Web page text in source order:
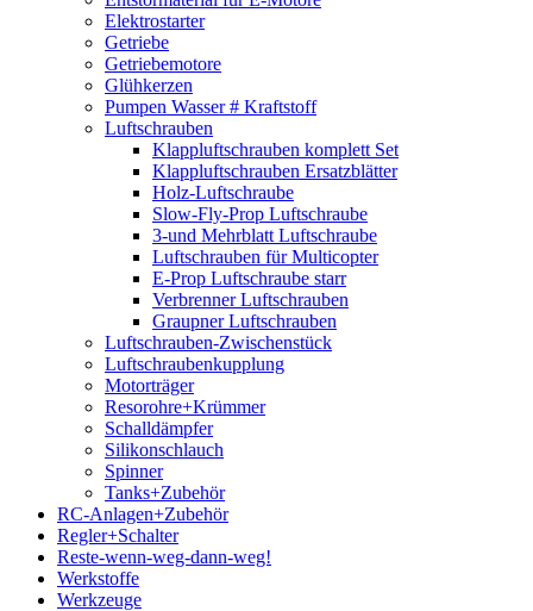
Elektrostarter
Getriebe
Getriebemotore
Glühkerzen
Pumpen Wasser # Kraftstoff
Luftschrauben
Klappluftschrauben komplett Set
Klappluftschrauben Ersatzblätter
Holz-Luftschraube
Slow-Fly-Prop Luftschraube
3-und Mehrblatt Luftschraube
Luftschrauben für Multicopter
E-Prop Luftschraube starr
Verbrenner Luftschrauben
Graupner Luftschrauben
Luftschrauben-Zwischenstück
Luftschraubenkupplung
Motorträger
Resorohre+Krümmer
Schalldämpfer
Silikonschlauch
Spinner
Tanks+Zubehör
RC-Anlagen+Zubehör
Regler+Schalter
Reste-wenn-weg-dann-weg!
Werkstoffe
Werkzeuge